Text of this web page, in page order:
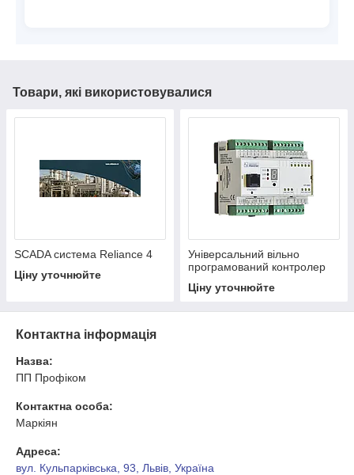
Товари, які використовувалися
SCADA система Reliance 4
Ціну уточнюйте
Універсальний вільно
програмований контролер
1005/1015
Ціну уточнюйте
Контактна інформація
Назва:
ПП Профіком
Контактна особа:
Маркіян
Адреса:
вул. Кульпарківська, 93, Львів, Україна